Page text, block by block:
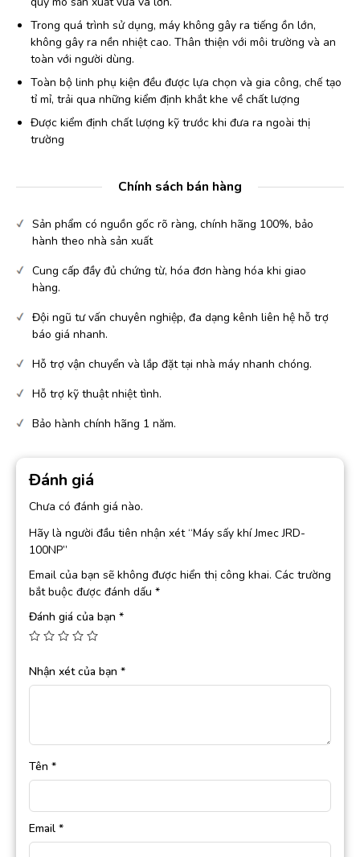
Trong quá trình sử dụng, máy không gây ra tiếng ồn lớn,
không gây ra nền nhiệt cao. Thân thiện với môi trường và an
toàn với người dùng.
Toàn bộ linh phụ kiện đều được lựa chọn và gia công, chế tạo
tỉ mỉ, trải qua những kiểm định khắt khe về chất lượng
Được kiểm định chất lượng kỹ trước khi đưa ra ngoài thị
trường
Chính sách bán hàng
Sản phẩm có nguồn gốc rõ ràng, chính hãng 100%, bảo
hành theo nhà sản xuất
Cung cấp đầy đủ chứng từ, hóa đơn hàng hóa khi giao
hàng.
Đội ngũ tư vấn chuyên nghiệp, đa dạng kênh liên hệ hỗ trợ
báo giá nhanh.
Hỗ trợ vận chuyển và lắp đặt tại nhà máy nhanh chóng.
Hỗ trợ kỹ thuật nhiệt tình.
Bảo hành chính hãng 1 năm.
Đánh giá
Chưa có đánh giá nào.
Hãy là người đầu tiên nhận xét “Máy sấy khí Jmec JRD-
100NP”
Email của bạn sẽ không được hiển thị công khai. Các trường
bắt buộc được đánh dấu *
Đánh giá của bạn *
Nhận xét của bạn *
Tên *
Email *